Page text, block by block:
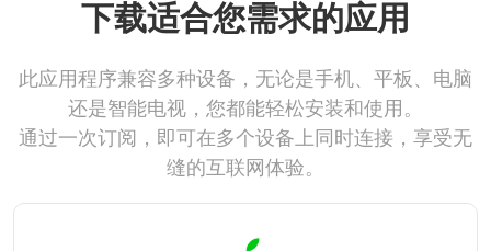
下载适合您需求的应用
此应用程序兼容多种设备，无论是手机、平板、电脑
还是智能电视，您都能轻松安装和使用。
通过一次订阅，即可在多个设备上同时连接，享受无
缝的互联网体验。